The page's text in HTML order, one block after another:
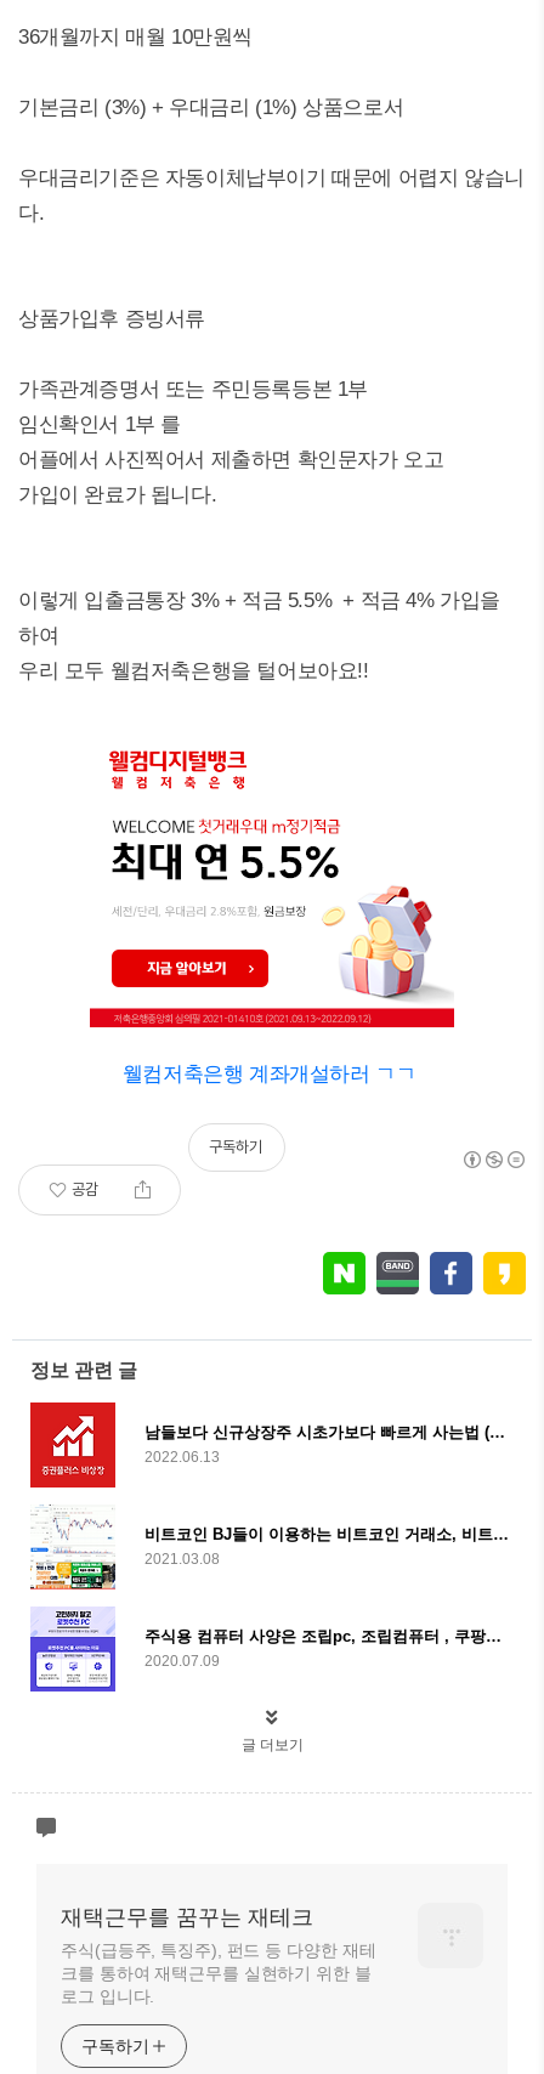
36개월까지 매월 10만원씩
기본금리 (3%) + 우대금리 (1%) 상품으로서
우대금리기준은 자동이체납부이기 때문에 어렵지 않습니
다.
상품가입후 증빙서류
가족관계증명서 또는 주민등록등본 1부
임신확인서 1부 를
어플에서 사진찍어서 제출하면 확인문자가 오고
가입이 완료가 됩니다.
이렇게 입출금통장 3% + 적금 5.5% + 적금 4% 가입을
하여
우리 모두 웰컴저축은행을 털어보아요!!
웰컴저축은행 계좌개설하러 ㄱㄱ
공감
구독하기
정보 관련 글
남들보다 신규상장주 시초가보다 빠르게 사는법 (비상장주식 거래방법)
2022.06.13
비트코인 BJ들이 이용하는 비트코인 거래소, 비트코인 거래방법
2021.03.08
주식용 컴퓨터 사양은 조립pc, 조립컴퓨터 , 쿠팡추천PC, 로켓추천PC로 간단히 해결
2020.07.09
글 더보기
재택근무를 꿈꾸는 재테크
주식(급등주, 특징주), 펀드 등 다양한 재테
크를 통하여 재택근무를 실현하기 위한 블
로그 입니다.
구독하기